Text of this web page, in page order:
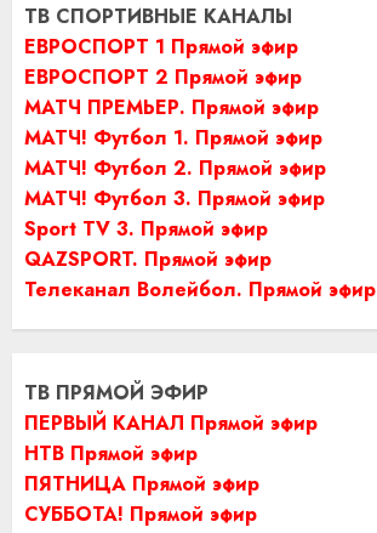
ТВ СПОРТИВНЫЕ КАНАЛЫ
ЕВРОСПОРТ 1 Прямой эфир
ЕВРОСПОРТ 2 Прямой эфир
МАТЧ ПРЕМЬЕР. Прямой эфир
МАТЧ! Футбол 1. Прямой эфир
МАТЧ! Футбол 2. Прямой эфир
МАТЧ! Футбол 3. Прямой эфир
Sport TV 3. Прямой эфир
QAZSPORT. Прямой эфир
Телеканал Волейбол. Прямой эфир
ТВ ПРЯМОЙ ЭФИР
ПЕРВЫЙ КАНАЛ Прямой эфир
НТВ Прямой эфир
ПЯТНИЦА Прямой эфир
СУББОТА! Прямой эфир